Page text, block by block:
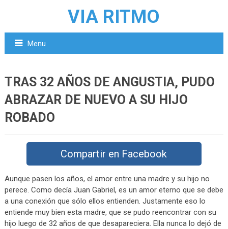
VIA RITMO
Menu
TRAS 32 AÑOS DE ANGUSTIA, PUDO
ABRAZAR DE NUEVO A SU HIJO
ROBADO
Compartir en Facebook
Aunque pasen los años, el amor entre una madre y su hijo no
perece. Como decía Juan Gabriel, es un amor eterno que se debe
a una conexión que sólo ellos entienden. Justamente eso lo
entiende muy bien esta madre, que se pudo reencontrar con su
hijo luego de 32 años de que desapareciera. Ella nunca lo dejó de